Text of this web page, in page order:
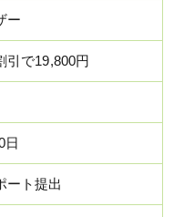
ー
引で19,800円
日
ート提出